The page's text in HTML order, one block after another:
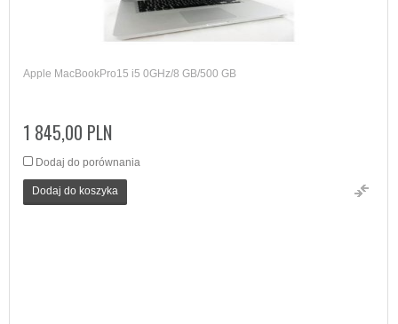
Apple MacBookPro15 i5 0GHz/8 GB/500 GB
1 845,00 PLN
Dodaj do porównania
Dodaj do koszyka